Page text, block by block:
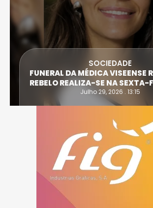
SOCIEDADE
FUNERAL DA MÉDICA VISEENSE
REBELO REALIZA-SE NA SEXTA-
Julho 29, 2026 . 13:15